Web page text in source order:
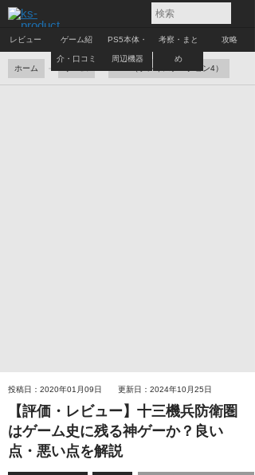
レビュー ゲーム紹
介・口コミ
PS5本体・
周辺機器
考察・まと
め
攻略
ホーム PS4（プレイステーション4）
投稿日：2020年01月09日 更新日：2024年10月25日
【評価・レビュー】十三機兵防衛圏
はゲーム史に残る神ゲーか？良い
点・悪い点を解説